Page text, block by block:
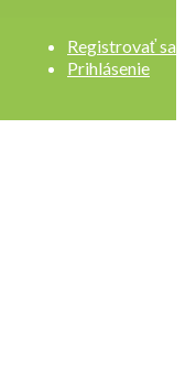
Registrovať sa
Prihlásenie